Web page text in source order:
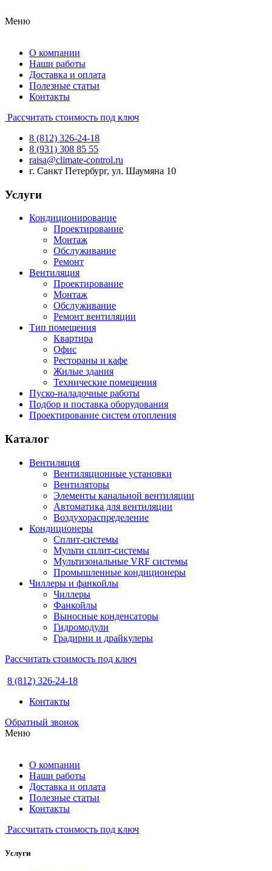
Меню
О компании
Наши работы
Доставка и оплата
Полезные статьи
Контакты
Рассчитать стоимость под ключ
8 (812) 326-24-18
8 (931) 308 85 55
raisa@climate-control.ru
г. Санкт Петербург, ул. Шаумяна 10
Услуги
Кондиционирование
Проектирование
Монтаж
Обслуживание
Ремонт
Вентиляция
Проектирование
Монтаж
Обслуживание
Ремонт вентиляции
Тип помещения
Квартира
Офис
Рестораны и кафе
Жилые здания
Технические помещения
Пуско-наладочные работы
Подбор и поставка оборудования
Проектирование систем отопления
Каталог
Вентиляция
Вентиляционные установки
Вентиляторы
Элементы канальной вентиляции
Автоматика для вентиляции
Воздухораспределение
Кондиционеры
Сплит-системы
Мульти сплит-системы
Мультизональные VRF системы
Промышленные кондиционеры
Чиллеры и фанкойлы
Чиллеры
Фанкойлы
Выносные конденсаторы
Гидромодули
Градирни и драйкулеры
Рассчитать стоимость под ключ
8 (812) 326-24-18
Контакты
Обратный звонок
Меню
О компании
Наши работы
Доставка и оплата
Полезные статьи
Контакты
Рассчитать стоимость под ключ
Услуги